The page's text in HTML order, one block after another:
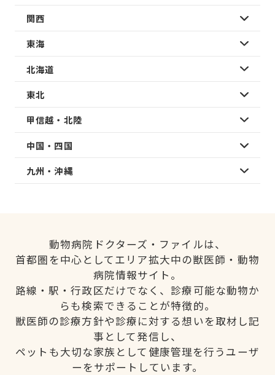
関西
東海
北海道
東北
甲信越・北陸
中国・四国
九州・沖縄
動物病院ドクターズ・ファイルは、
首都圏を中心としてエリア拡大中の獣医師・動物
病院情報サイト。
路線・駅・行政区だけでなく、診療可能な動物か
らも検索できることが特徴的。
獣医師の診療方針や診療に対する想いを取材し記
事として発信し、
ペットも大切な家族として健康管理を行うユーザ
ーをサポートしています。